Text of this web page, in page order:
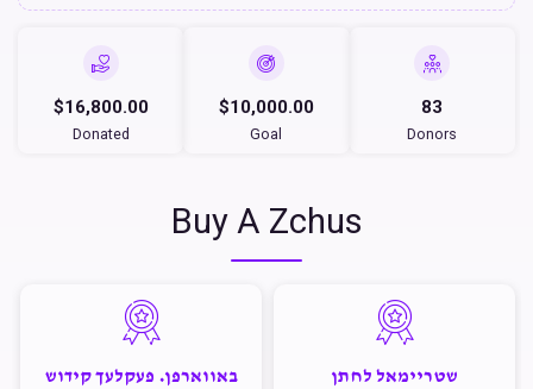
$16,800.00
Donated
$10,000.00
Goal
83
Donors
Buy A Zchus
שטריימאל לחתן באווארפן. פעקלעך קידוש